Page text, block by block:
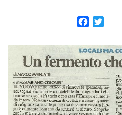
Facebook